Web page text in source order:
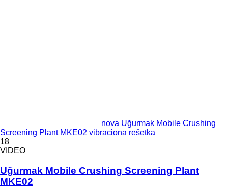
nova Uğurmak Mobile Crushing
Screening Plant MKE02 vibraciona rešetka
18
VIDEO
Uğurmak Mobile Crushing Screening Plant
MKE02